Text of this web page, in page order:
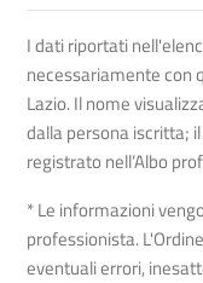
I dati riportati
necessariamente con
Lazio. Il nome
dalla persona iscritta;
registrato nell’Albo
* Le informazioni
professionista.
eventuali errori,